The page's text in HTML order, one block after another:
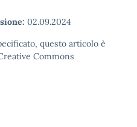
02.09.2024
questo articolo è
Commons